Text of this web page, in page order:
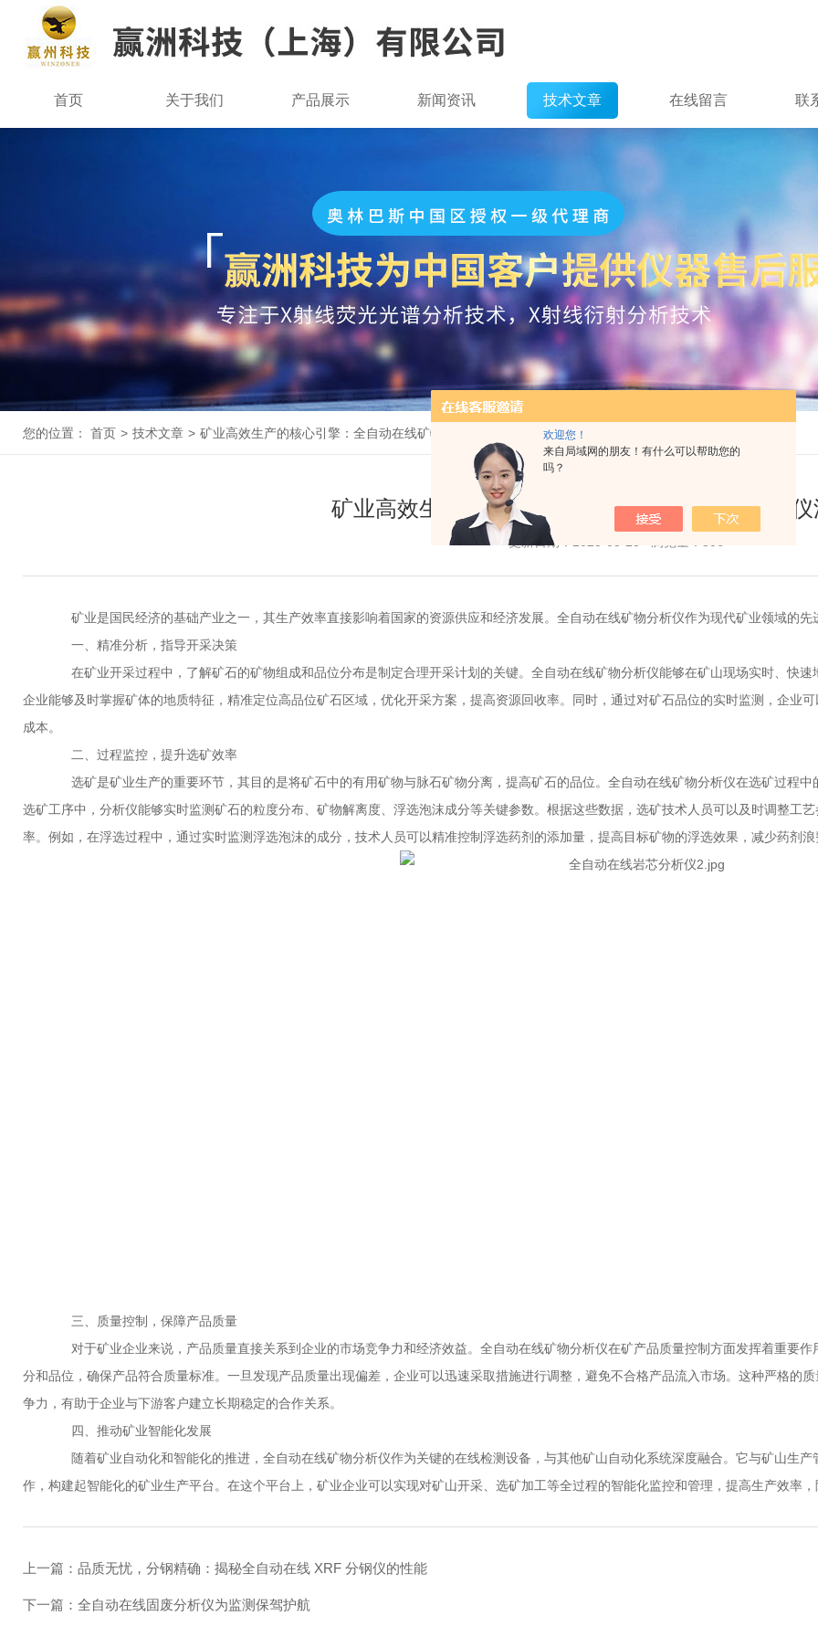
欢迎您！
来自局域网的朋友！有什么可以帮助您的
吗？
首页 关于我们 产品展示 新闻资讯 技术文章 在线留言 联
您的位置： 首页 > 技术文章 > 矿业高效生产的核心引擎：全自动在线矿物分析仪深度解析
矿业高效生产的核心引擎：全自动在线矿物分析
更新日期：2025-05-23 浏览量：806
矿业是国民经济的基础产业之一，其生产效率直接影响着国家的资源供应和经济发展。全自动在线矿物分析仪作为现代矿业领域的先
一、精准分析，指导开采决策
在矿业开采过程中，了解矿石的矿物组成和品位分布是制定合理开采计划的关键。全自动在线矿物分析仪能够在矿山现场实时、快
企业能够及时掌握矿体的地质特征，精准定位高品位矿石区域，优化开采方案，提高资源回收率。同时，通过对矿石品位的实时监测，企业
成本。
二、过程监控，提升选矿效率
选矿是矿业生产的重要环节，其目的是将矿石中的有用矿物与脉石矿物分离，提高矿石的品位。全自动在线矿物分析仪在选矿过程
选矿工序中，分析仪能够实时监测矿石的粒度分布、矿物解离度、浮选泡沫成分等关键参数。根据这些数据，选矿技术人员可以及时调整工
率。例如，在浮选过程中，通过实时监测浮选泡沫的成分，技术人员可以精准控制浮选药剂的添加量，提高目标矿物的浮选效果，减少药剂浪
三、质量控制，保障产品质量
对于矿业企业来说，产品质量直接关系到企业的市场竞争力和经济效益。全自动在线矿物分析仪在矿产品质量控制方面发挥着重要
分和品位，确保产品符合质量标准。一旦发现产品质量出现偏差，企业可以迅速采取措施进行调整，避免不合格产品流入市场。这种严格的
争力，有助于企业与下游客户建立长期稳定的合作关系。
四、推动矿业智能化发展
随着矿业自动化和智能化的推进，全自动在线矿物分析仪作为关键的在线检测设备，与其他矿山自动化系统深度融合。它与矿山生
作，构建起智能化的矿业生产平台。在这个平台上，矿业企业可以实现对矿山开采、选矿加工等全过程的智能化监控和管理，提高生产效率
上一篇： 品质无忧，分钢精确：揭秘全自动在线 XRF 分钢仪的性能
下一篇： 全自动在线固废分析仪为监测保驾护航